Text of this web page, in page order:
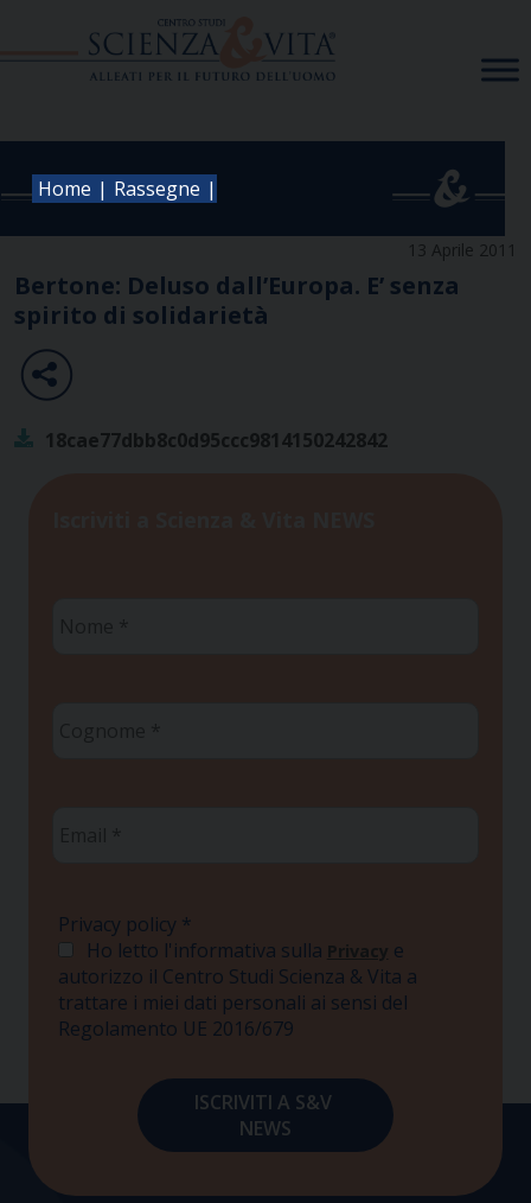
Home | Rassegne |
13 Aprile 2011
Bertone: Deluso dall’Europa. E’ senza
spirito di solidarietà
18cae77dbb8c0d95ccc9814150242842
Privacy policy *
Ho letto l'informativa sulla Privacy e
autorizzo il Centro Studi Scienza & Vita a
trattare i miei dati personali ai sensi del
Regolamento UE 2016/679